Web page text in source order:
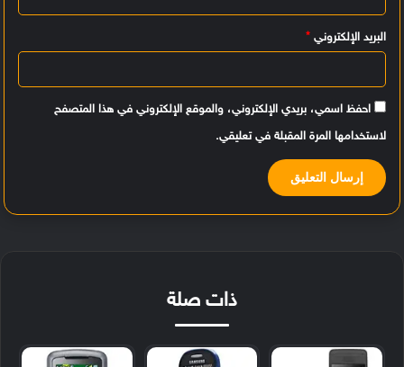
البريد الإلكتروني *
احفظ اسمي، بريدي الإلكتروني، والموقع الإلكتروني في هذا المتصفح
لاستخدامها المرة المقبلة في تعليقي.
ذات صلة